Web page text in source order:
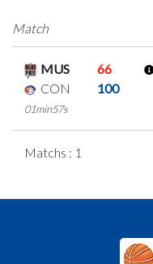
Match
MUS
66
CON
100
01min57s
Matchs : 1